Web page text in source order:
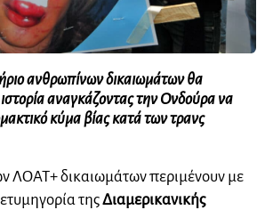
ανθρωπίνων δικαιωμάτων θα
αναγκάζοντας την Ονδούρα να
κύμα βίας κατά των τρανς
ΛΟΑΤ+ δικαιωμάτων περιμένουν με
τηςΔιαμερικανικής